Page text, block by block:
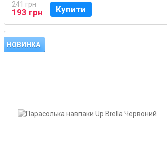
241 грн
193 грн Купити
НОВИНКА